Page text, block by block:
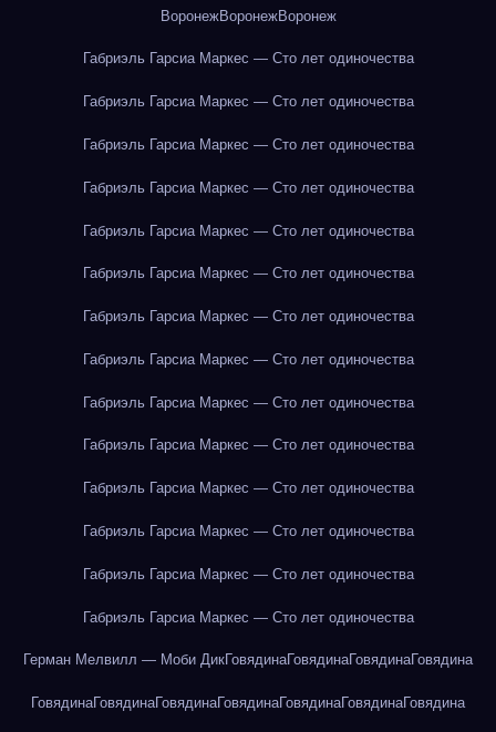
ВоронежВоронежВоронеж
Габриэль Гарсиа Маркес — Сто лет одиночества
Габриэль Гарсиа Маркес — Сто лет одиночества
Габриэль Гарсиа Маркес — Сто лет одиночества
Габриэль Гарсиа Маркес — Сто лет одиночества
Габриэль Гарсиа Маркес — Сто лет одиночества
Габриэль Гарсиа Маркес — Сто лет одиночества
Габриэль Гарсиа Маркес — Сто лет одиночества
Габриэль Гарсиа Маркес — Сто лет одиночества
Габриэль Гарсиа Маркес — Сто лет одиночества
Габриэль Гарсиа Маркес — Сто лет одиночества
Габриэль Гарсиа Маркес — Сто лет одиночества
Габриэль Гарсиа Маркес — Сто лет одиночества
Габриэль Гарсиа Маркес — Сто лет одиночества
Габриэль Гарсиа Маркес — Сто лет одиночества
Герман Мелвилл — Моби ДикГовядинаГовядинаГовядинаГовядина
ГовядинаГовядинаГовядинаГовядинаГовядинаГовядинаГовядина